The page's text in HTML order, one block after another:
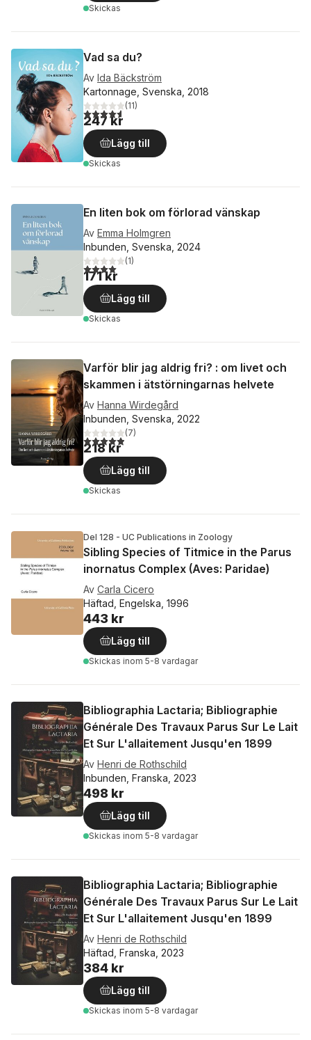
Skickas
Vad sa du?
Av Ida Bäckström
Kartonnage, Svenska, 2018
4,6utav 5 stjärnor. Totalt antal röster:
(11)
247 kr
Lägg till
Skickas
En liten bok om förlorad vänskap
Av Emma Holmgren
Inbunden, Svenska, 2024
4,0utav 5 stjärnor. Totalt antal röster:
(1)
171 kr
Lägg till
Skickas
Varför blir jag aldrig fri? : om livet och
skammen i ätstörningarnas helvete
Av Hanna Wirdegård
Inbunden, Svenska, 2022
4,9utav 5 stjärnor. Totalt antal röster:
(7)
218 kr
Lägg till
Skickas
Del 128 - UC Publications in Zoology
Sibling Species of Titmice in the Parus
inornatus Complex (Aves: Paridae)
Av Carla Cicero
Häftad, Engelska, 1996
443 kr
Lägg till
Skickas inom 5-8 vardagar
Bibliographia Lactaria; Bibliographie
Générale Des Travaux Parus Sur Le Lait
Et Sur L'allaitement Jusqu'en 1899
Av Henri de Rothschild
Inbunden, Franska, 2023
498 kr
Lägg till
Skickas inom 5-8 vardagar
Bibliographia Lactaria; Bibliographie
Générale Des Travaux Parus Sur Le Lait
Et Sur L'allaitement Jusqu'en 1899
Av Henri de Rothschild
Häftad, Franska, 2023
384 kr
Lägg till
Skickas inom 5-8 vardagar